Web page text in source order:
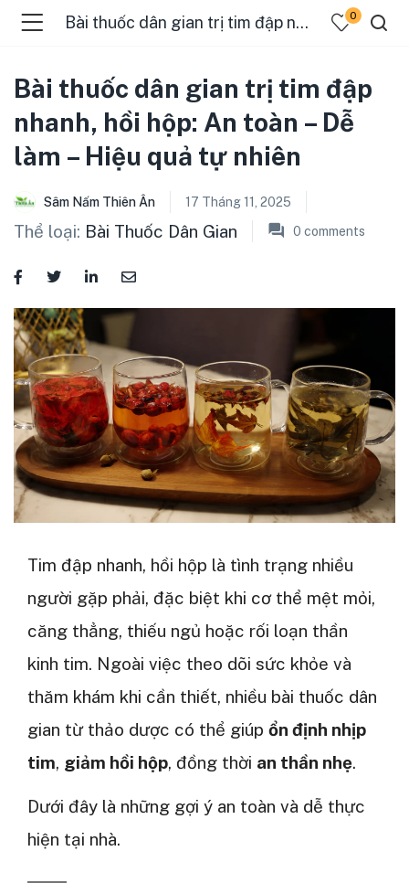
Bài thuốc dân gian trị tim đập nhanh, hồi hộp: An toàn – Dễ làm – Hiệu quả tự nhiên 0
Bài thuốc dân gian trị tim đập
nhanh, hồi hộp: An toàn – Dễ
làm – Hiệu quả tự nhiên
Sâm Nấm Thiên Ân 17 Tháng 11, 2025
Thể loại: Bài Thuốc Dân Gian 0 comments
Tim đập nhanh, hồi hộp là tình trạng nhiều
người gặp phải, đặc biệt khi cơ thể mệt mỏi,
căng thẳng, thiếu ngủ hoặc rối loạn thần
kinh tim. Ngoài việc theo dõi sức khỏe và
thăm khám khi cần thiết, nhiều bài thuốc dân
gian từ thảo dược có thể giúp ổn định nhịp
tim, giảm hồi hộp, đồng thời an thần nhẹ.
Dưới đây là những gợi ý an toàn và dễ thực
hiện tại nhà.